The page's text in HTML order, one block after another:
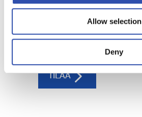
Allow selection
Deny